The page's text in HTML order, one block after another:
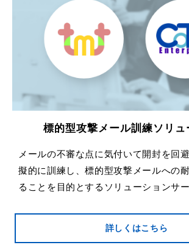
標的型攻撃メール訓練ソリュ
メールの不審な点に気付いて開封を回
擬的に訓練し、標的型攻撃メールへの
ることを目的とするソリューションサー
詳しくはこちら